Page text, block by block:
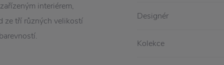
interiérem,
ze tří různých velikostí
Designér
Kolekce